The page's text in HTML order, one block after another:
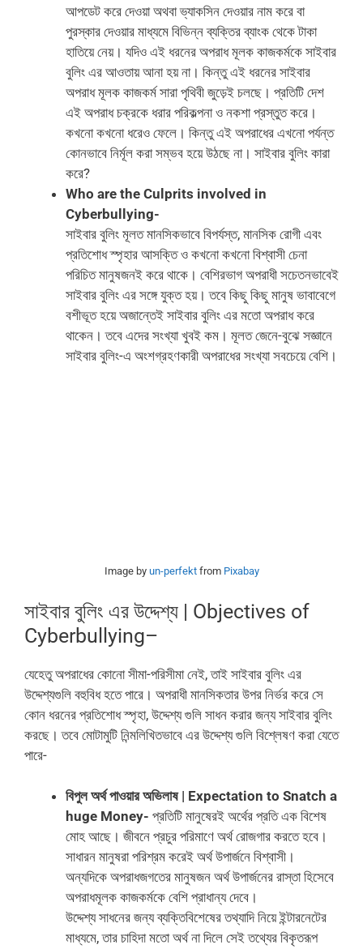
আপডেট করে দেওয়া অথবা ভ্যাকসিন দেওয়ার নাম করে বা
পুরস্কার দেওয়ার মাধ্যমে বিভিন্ন ব্যক্তির ব্যাংক থেকে টাকা
হাতিয়ে নেয়। যদিও এই ধরনের অপরাধ মূলক কাজকর্মকে সাইবার
বুলিং এর আওতায় আনা হয় না। কিন্তু এই ধরনের সাইবার
অপরাধ মূলক কাজকর্ম সারা পৃথিবী জুড়েই চলছে। প্রতিটি দেশ
এই অপরাধ চক্রকে ধরার পরিকল্পনা ও নকশা প্রস্তুত করে।
কখনো কখনো ধরেও ফেলে। কিন্তু এই অপরাধের এখনো পর্যন্ত
কোনভাবে নির্মূল করা সম্ভব হয়ে উঠছে না। সাইবার বুলিং কারা
করে?
Who are the Culprits involved in
Cyberbullying-
সাইবার বুলিং মূলত মানসিকভাবে বিপর্যস্ত, মানসিক রোগী এবং
প্রতিশোধ স্পৃহার আসক্তি ও কখনো কখনো বিশ্বাসী চেনা
পরিচিত মানুষজনই করে থাকে। বেশিরভাগ অপরাধী সচেতনভাবেই
সাইবার বুলিং এর সঙ্গে যুক্ত হয়। তবে কিছু কিছু মানুষ ভাবাবেগে
বশীভূত হয়ে অজান্তেই সাইবার বুলিং এর মতো অপরাধ করে
থাকেন। তবে এদের সংখ্যা খুবই কম। মূলত জেনে-বুঝে সজ্ঞানে
সাইবার বুলিং-এ অংশগ্রহণকারী অপরাধের সংখ্যা সবচেয়ে বেশি।
Image by un-perfektfrom Pixabay
সাইবার বুলিং এর উদ্দেশ্য | Objectives of
Cyberbullying–
যেহেতু অপরাধের কোনো সীমা-পরিসীমা নেই, তাই সাইবার বুলিং এর
উদ্দেশ্যগুলি বহুবিধ হতে পারে। অপরাধী মানসিকতার উপর নির্ভর করে সে
কোন ধরনের প্রতিশোধ স্পৃহা, উদ্দেশ্য গুলি সাধন করার জন্য সাইবার বুলিং
করছে‌। তবে মোটামুটি নিন্মলিখিতভাবে এর উদ্দেশ্য গুলি বিশ্লেষণ করা যেতে
পারে-
বিপুল অর্থ পাওয়ার অভিলাষ | Expectation to Snatch a
huge Money- প্রতিটি মানুষেরই অর্থের প্রতি এক বিশেষ
মোহ আছে। জীবনে প্রচুর পরিমাণে অর্থ রোজগার করতে হবে।
সাধারন মানুষরা পরিশ্রম করেই অর্থ উপার্জনে বিশ্বাসী।
অন্যদিকে অপরাধজগতের মানুষজন অর্থ উপার্জনের রাস্তা হিসেবে
অপরাধমূলক কাজকর্মকে বেশি প্রাধান্য দেবে।
উদ্দেশ্য সাধনের জন্য ব্যক্তিবিশেষের তথ্যাদি নিয়ে ইন্টারনেটের
মাধ্যমে, তার চাহিদা মতো অর্থ না দিলে সেই তথ্যের বিকৃতরূপ